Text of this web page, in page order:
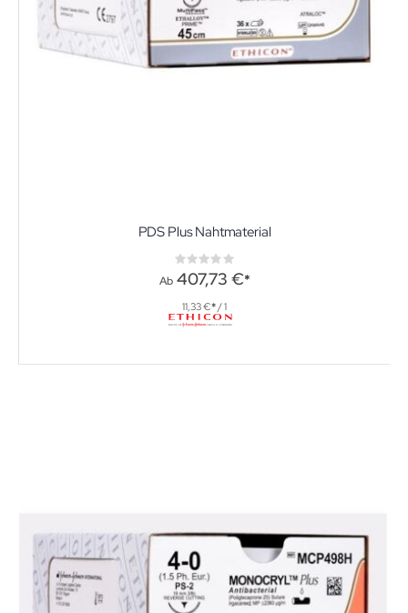
PDS Plus Nahtmaterial
Rating:
0%
Ab 407,73 €
11,33 € / 1